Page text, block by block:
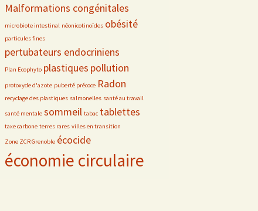
Malformations congénitales
microbiote intestinal néonicotinoïdes obésité
particules fines
pertubateurs endocriniens
Plan Ecophyto plastiques pollution
protoxyde d'azote puberté précoce Radon
recyclage des plastiques salmonelles santé au travail
santé mentale sommeil tabac tablettes
taxe carbone terres rares villes en transition
Zone ZCR Grenoble écocide
économie circulaire